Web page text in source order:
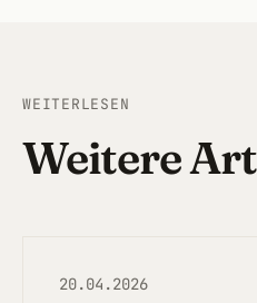
WEITERLESEN
Weitere
20.04.2026